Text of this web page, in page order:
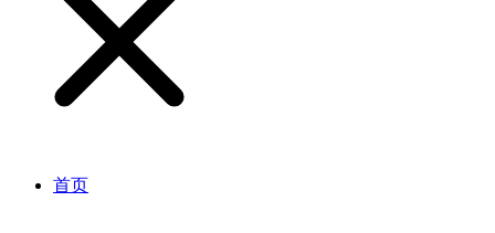
首页